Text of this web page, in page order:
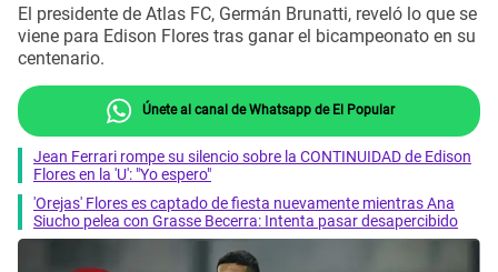
El presidente de Atlas FC, Germán Brunatti, reveló lo que se
viene para Edison Flores tras ganar el bicampeonato en su
centenario.
Únete al canal de Whatsapp de El Popular
Jean Ferrari rompe su silencio sobre la CONTINUIDAD de Edison
Flores en la 'U': "Yo espero"
'Orejas' Flores es captado de fiesta nuevamente mientras Ana
Siucho pelea con Grasse Becerra: Intenta pasar desapercibido